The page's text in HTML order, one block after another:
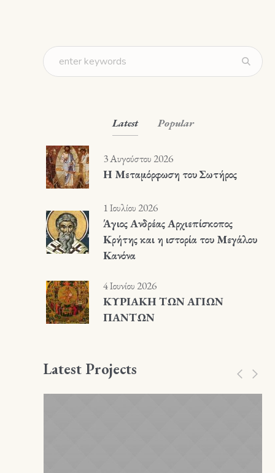
Latest Popular
3 Αυγούστου 2026
Η Μεταμόρφωση του Σωτήρος
1 Ιουλίου 2026
Άγιος Ανδρέας Αρχιεπίσκοπος
Κρήτης και η ιστορία του Μεγάλου
Κανόνα
4 Ιουνίου 2026
ΚΥΡΙΑΚΗ ΤΩΝ ΑΓΙΩΝ
ΠΑΝΤΩΝ
Latest Projects